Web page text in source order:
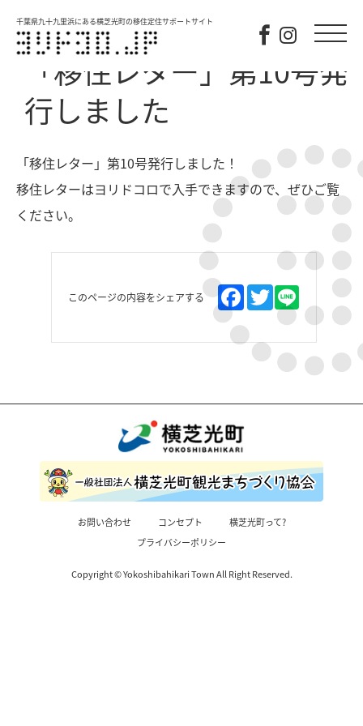
千葉県九十九里浜にある横芝光町の移住定住サポートサイト
「移住レター」第10号発
行しました
「移住レター」第10号発行しました！
移住レターはヨリドコロで入手できますので、ぜひご覧
ください。
このページの内容をシェアする
お問い合わせ コンセプト
横芝光町って?
プライバシーポリシー
Copyright © Yokoshibahikari Town All Right Reserved.